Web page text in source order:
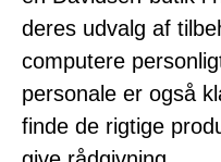
deres udvalg af
computere
personale er også
finde de rigtige